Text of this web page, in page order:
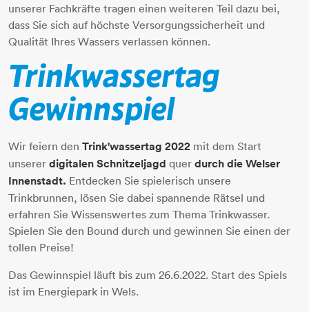
unserer Fachkräfte tragen einen weiteren Teil dazu bei,
dass Sie sich auf höchste Versorgungssicherheit und
Qualität Ihres Wassers verlassen können.
Trinkwassertag
Gewinnspiel
Wir feiern den Trink'wassertag 2022 mit dem Start
unserer digitalen Schnitzeljagd quer durch die Welser
Innenstadt. Entdecken Sie spielerisch unsere
Trinkbrunnen, lösen Sie dabei spannende Rätsel und
erfahren Sie Wissenswertes zum Thema Trinkwasser.
Spielen Sie den Bound durch und gewinnen Sie einen der
tollen Preise!
Das Gewinnspiel läuft bis zum 26.6.2022. Start des Spiels
ist im Energiepark in Wels.